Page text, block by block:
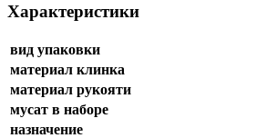
Характеристики
вид упаковки
материал клинка
материал рукояти
мусат в наборе
назначение